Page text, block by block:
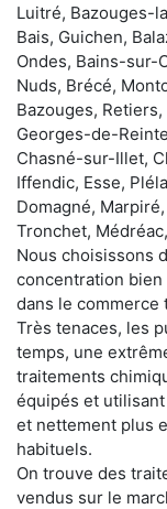
Luitré, Bazouges-
Bais, Guichen,
Ondes, Bains-sur-
Nuds, Brécé,
Bazouges,
Georges-de-
Chasné-sur-Illet,
Iffendic, Esse,
Domagné,
Tronchet,
Nous choisissons
concentration
dans le commerce
Très tenaces, les
temps, une
traitements
équipés et
et nettement plus
habituels.
On trouve des
vendus sur le